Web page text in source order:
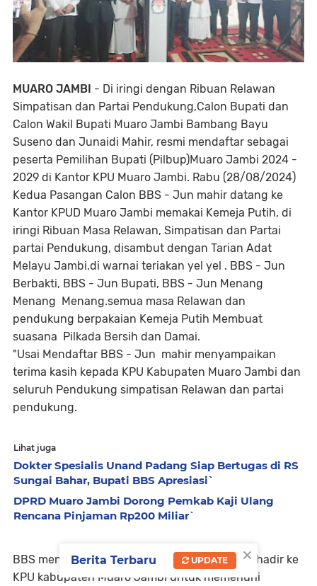
MUARO JAMBI - Di iringi dengan Ribuan Relawan
Simpatisan dan Partai Pendukung,Calon Bupati dan
Calon Wakil Bupati Muaro Jambi Bambang Bayu
Suseno dan Junaidi Mahir, resmi mendaftar sebagai
peserta Pemilihan Bupati (Pilbup)Muaro Jambi 2024 -
2029 di Kantor KPU Muaro Jambi. Rabu (28/08/2024)
Kedua Pasangan Calon BBS - Jun mahir datang ke
Kantor KPUD Muaro Jambi memakai Kemeja Putih, di
iringi Ribuan Masa Relawan, Simpatisan dan Partai
partai Pendukung, disambut dengan Tarian Adat
Melayu Jambi.di warnai teriakan yel yel . BBS - Jun
Berbakti, BBS - Jun Bupati, BBS - Jun Menang
Menang Menang.semua masa Relawan dan
pendukung berpakaian Kemeja Putih Membuat
suasana Pilkada Bersih dan Damai.
"Usai Mendaftar BBS - Jun mahir menyampaikan
terima kasih kepada KPU Kabupaten Muaro Jambi dan
seluruh Pendukung simpatisan Relawan dan partai
pendukung.
Lihat juga
Dokter Spesialis Unand Padang Siap Bertugas di RS
Sungai Bahar, Bupati BBS Apresiasi`
DPRD Muaro Jambi Dorong Pemkab Kaji Ulang
Rencana Pinjaman Rp200 Miliar`
BBS mengatakan, Dirinya bersama Jun Mahir hadir ke
KPU kabupaten Muaro Jambi untuk memenuhi
×
Berita Terbaru UPDATE